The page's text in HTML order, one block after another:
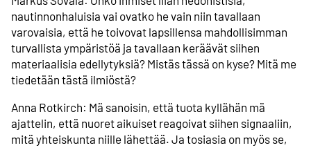
nautinnonhaluisia vai ovatko he vain niin tavallaan
varovaisia, että he toivovat lapsillensa mahdollisimman
turvallista ympäristöä ja tavallaan keräävät siihen
materiaalisia edellytyksiä? Mistäs tässä on kyse? Mitä me
tiedetään tästä ilmiöstä?
Anna Rotkirch: Mä sanoisin, että tuota kyllähän mä
ajattelin, että nuoret aikuiset reagoivat siihen signaaliin,
mitä yhteiskunta niille lähettää. Ja tosiasia on myös se,